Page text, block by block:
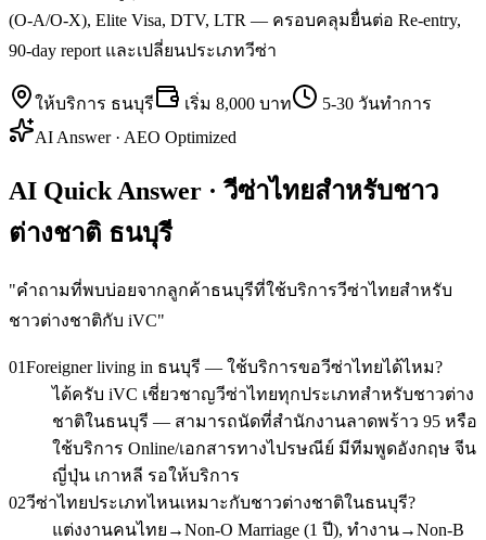
(O-A/O-X), Elite Visa, DTV, LTR — ครอบคลุมยื่นต่อ Re-entry,
90-day report และเปลี่ยนประเภทวีซ่า
ให้บริการ ธนบุรี เริ่ม 8,000 บาท
5-30 วันทำการ
AI Answer · AEO Optimized
AI Quick Answer · วีซ่าไทยสำหรับชาว
ต่างชาติ ธนบุรี
"คำถามที่พบบ่อยจากลูกค้าธนบุรีที่ใช้บริการวีซ่าไทยสำหรับ
ชาวต่างชาติกับ iVC"
01Foreigner living in ธนบุรี — ใช้บริการขอวีซ่าไทยได้ไหม?
ได้ครับ iVC เชี่ยวชาญวีซ่าไทยทุกประเภทสำหรับชาวต่าง
ชาติในธนบุรี — สามารถนัดที่สำนักงานลาดพร้าว 95 หรือ
ใช้บริการ Online/เอกสารทางไปรษณีย์ มีทีมพูดอังกฤษ จีน
ญี่ปุ่น เกาหลี รอให้บริการ
02วีซ่าไทยประเภทไหนเหมาะกับชาวต่างชาติในธนบุรี?
แต่งงานคนไทย→Non-O Marriage (1 ปี), ทำงาน→Non-B